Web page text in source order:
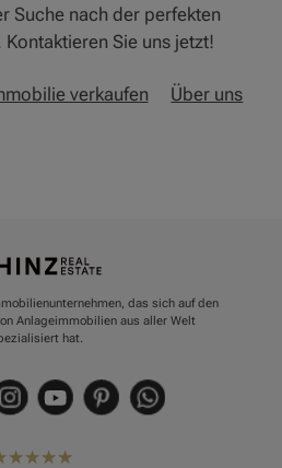
Suche nach der perfekten
Sie uns jetzt!
verkaufen Über uns
das sich auf den
Anlageimmobilien aus aller Welt
hat.